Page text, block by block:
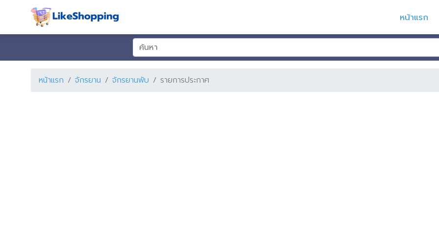
หน้าแรก
หน้าแรก จักรยาน จักรยานพับ รายการประกาศ